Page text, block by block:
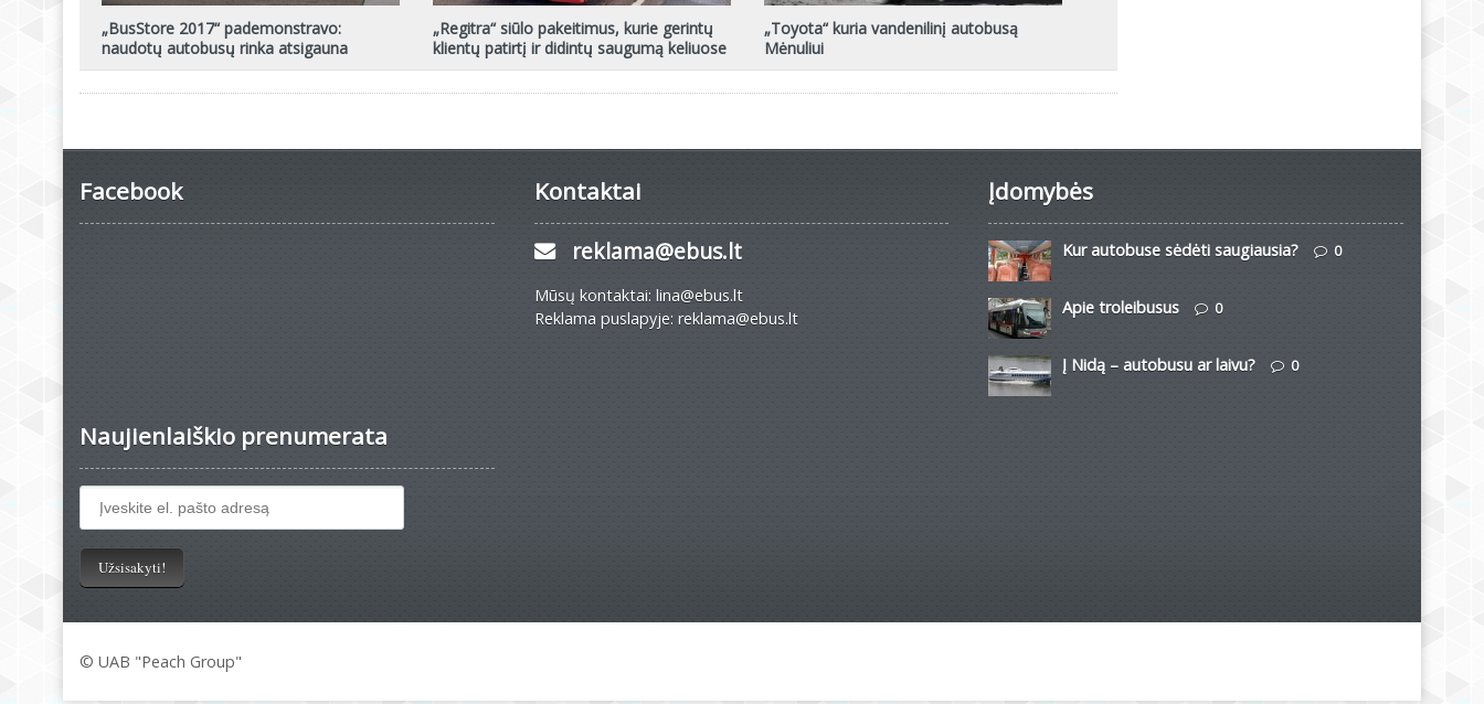
„BusStore 2017“ pademonstravo:
naudotų autobusų rinka atsigauna
„Regitra“ siūlo pakeitimus, kurie gerintų
klientų patirtį ir didintų saugumą keliuose
„Toyota“ kuria vandenilinį autobusą
Mėnuliui
Facebook Kontaktai
reklama@ebus.lt
Mūsų kontaktai: lina@ebus.lt
Reklama puslapyje: reklama@ebus.lt
Įdomybės
Kur autobuse sėdėti saugiausia? 0
Apie troleibusus 0
Į Nidą – autobusu ar laivu? 0
Naujienlaiškio prenumerata
© UAB "Peach Group"